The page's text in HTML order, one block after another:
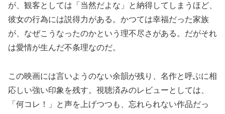
が、観客としては「当然だよな」と納得してしまうほど、
彼女の行為には説得力がある。かつては幸福だった家族
が、なぜこうなったのかという理不尽さがある。だがそれ
は愛情が生んだ不条理なのだ。
この映画には言いようのない余韻が残り、名作と呼ぶに相
応しい強い印象を残す。視聴済みのレビューとしては、
「何コレ！」と声を上げつつも、忘れられない作品だっ